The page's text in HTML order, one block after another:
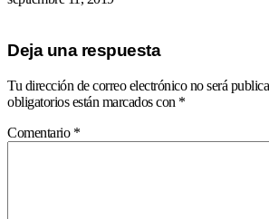
Deja una respuesta
Tu dirección de correo electrónico no será
obligatorios están marcados con *
Comentario *